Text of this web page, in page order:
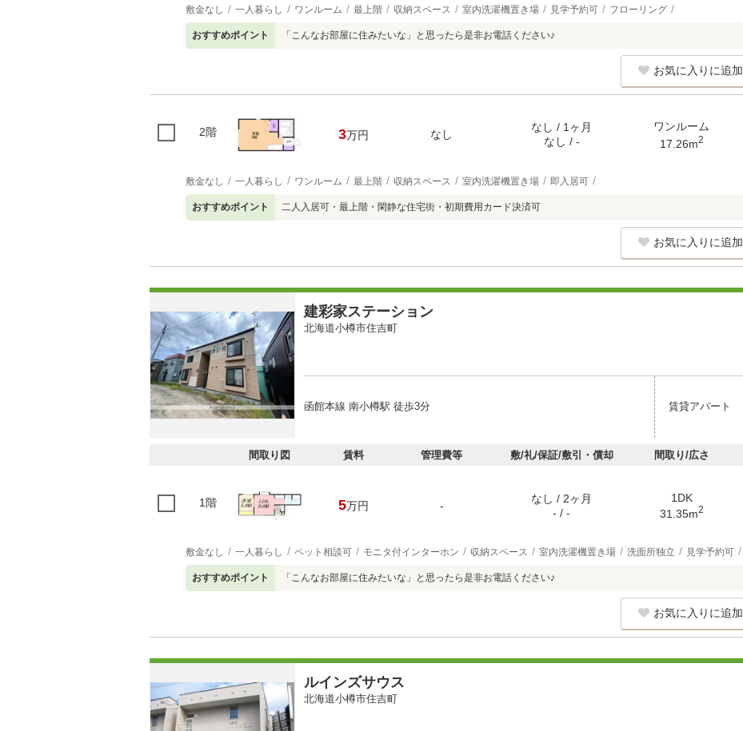
敷金なし 一人暮らし ワンルーム 最上階 収納スペース 室内洗濯機置き場 見学予約可 フローリング
おすすめポイント 「こんなお部屋に住みたいな」と思ったら是非お電話ください♪
お気に入りに追加
2階 3万円 なし
なし / 1ヶ月
なし / -
ワンルーム
17.26m2
敷金なし 一人暮らし ワンルーム 最上階 収納スペース 室内洗濯機置き場 即入居可
おすすめポイント 二人入居可・最上階・閑静な住宅街・初期費用カード決済可
お気に入りに追加
建彩家ステーション
北海道小樽市住吉町
函館本線 南小樽駅 徒歩3分 賃貸アパート
間取り図 賃料 管理費等 敷/礼/保証/敷引・償却 間取り/広さ
1階 5万円 -
なし / 2ヶ月
- / -
1DK
31.35m2
敷金なし 一人暮らし ペット相談可 モニタ付インターホン 収納スペース 室内洗濯機置き場 洗面所独立 見学予約可
おすすめポイント 「こんなお部屋に住みたいな」と思ったら是非お電話ください♪
お気に入りに追加
ルインズサウス
北海道小樽市住吉町